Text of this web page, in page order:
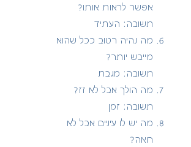
אפשר לראות אותו?
תשובה: העתיד
מה נהיה רטוב ככל שהוא
מייבש יותר?
תשובה: מגבת
מה הולך אבל לא זז?
תשובה: זמן
מה יש לו עיניים אבל לא
רואה?